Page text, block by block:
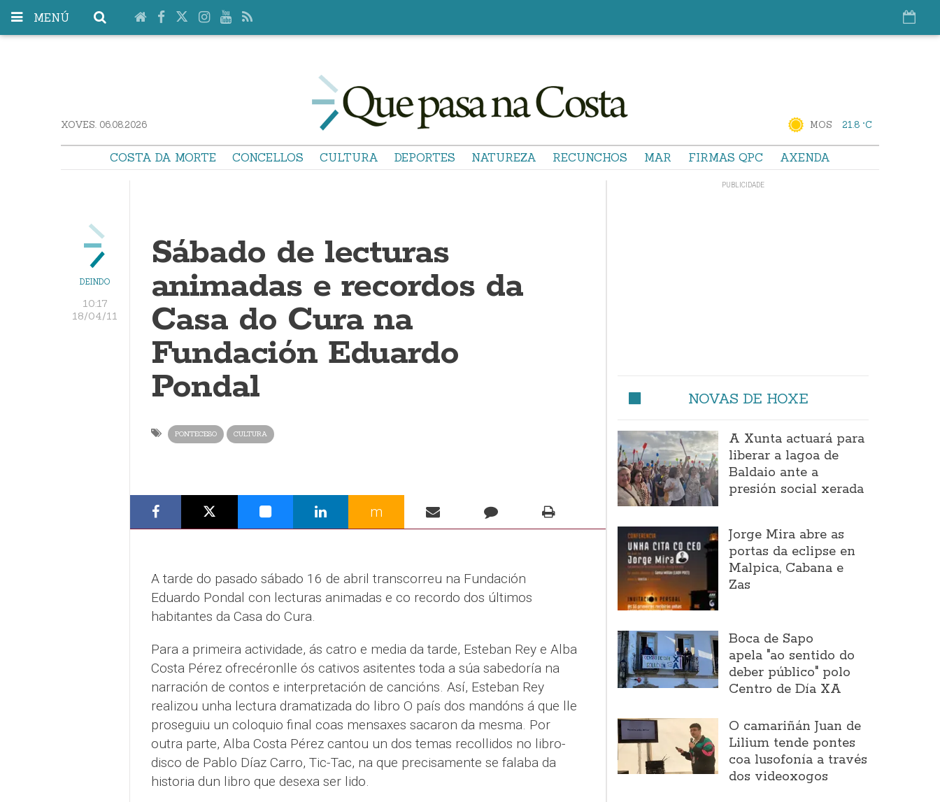
MENÚ
XOVES. 06.08.2026 MOS 21.8 °C
COSTA DA MORTE CONCELLOS CULTURA DEPORTES NATUREZA RECUNCHOS MAR FIRMAS QPC AXENDA
DEINDO
10:17
18/04/11
Sábado de lecturas
animadas e recordos da
Casa do Cura na
Fundación Eduardo
Pondal
PONTECESO CULTURA
m
A tarde do pasado sábado 16 de abril transcorreu na Fundación
Eduardo Pondal con lecturas animadas e co recordo dos últimos
habitantes da Casa do Cura.
Para a primeira actividade, ás catro e media da tarde, Esteban Rey e Alba
Costa Pérez ofrecéronlle ós cativos asitentes toda a súa sabedoría na
narración de contos e interpretación de cancións. Así, Esteban Rey
realizou unha lectura dramatizada do libro O país dos mandóns á que lle
proseguiu un coloquio final coas mensaxes sacaron da mesma. Por
outra parte, Alba Costa Pérez cantou un dos temas recollidos no libro-
disco de Pablo Díaz Carro, Tic-Tac, na que precisamente se falaba da
historia dun libro que desexa ser lido.
NOVAS DE HOXE
A Xunta actuará para
liberar a lagoa de
Baldaio ante a
presión social xerada
Jorge Mira abre as
portas da eclipse en
Malpica, Cabana e
Zas
Boca de Sapo
apela "ao sentido do
deber público" polo
Centro de Día XA
O camariñán Juan de
Lilium tende pontes
coa lusofonía a través
dos videoxogos